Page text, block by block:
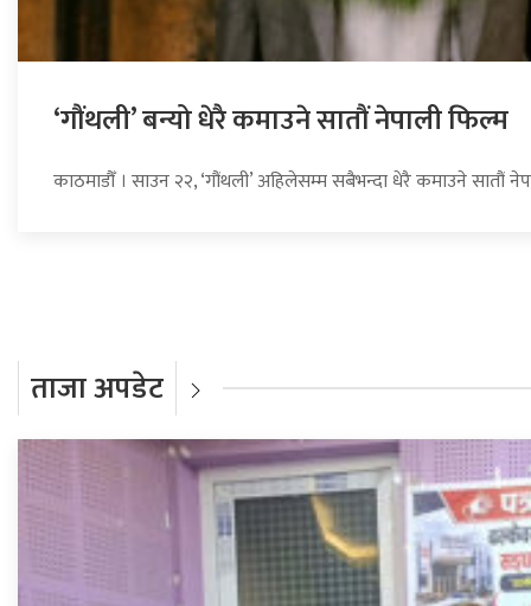
‘गौंथली’ बन्यो धेरै कमाउने सातौं नेपाली फिल्म
काठमाडौँ । साउन २२, ‘गौंथली’ अहिलेसम्म सबैभन्दा धेरै कमाउने सातौं
ताजा अपडेट